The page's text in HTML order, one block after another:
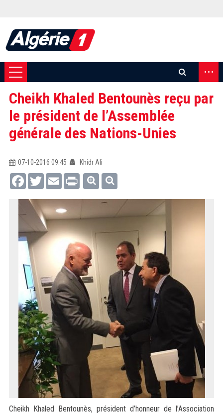
...
Cheikh Khaled Bentounès reçu par
le président de l’Assemblée
générale des Nations-Unies
07-10-2016 09:45
Khidr Ali
FacebookTwitterEmail Print
Cheikh Khaled Bentounès, président d’honneur de l’Association